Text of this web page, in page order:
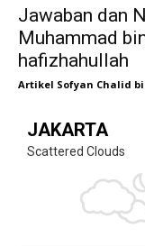
Jawaban dan
Muhammad
hafizhahullah
Artikel Sofyan Chalid
JAKARTA
Scattered Clouds